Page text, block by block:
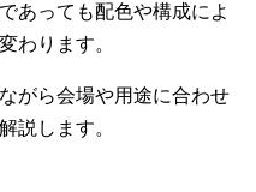
あっても配色や構成によ
わります。
がら会場や用途に合わせ
説します。